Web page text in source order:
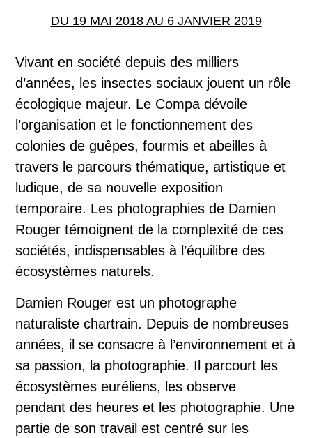
DU 19 MAI 2018 AU 6 JANVIER 2019
Vivant en société depuis des milliers
d’années, les insectes sociaux jouent un rôle
écologique majeur. Le Compa dévoile
l’organisation et le fonctionnement des
colonies de guêpes, fourmis et abeilles à
travers le parcours thématique, artistique et
ludique, de sa nouvelle exposition
temporaire. Les photographies de Damien
Rouger témoignent de la complexité de ces
sociétés, indispensables à l’équilibre des
écosystèmes naturels.
Damien Rouger est un photographe
naturaliste chartrain. Depuis de nombreuses
années, il se consacre à l’environnement et à
sa passion, la photographie. Il parcourt les
écosystèmes euréliens, les observe
pendant des heures et les photographie. Une
partie de son travail est centré sur les